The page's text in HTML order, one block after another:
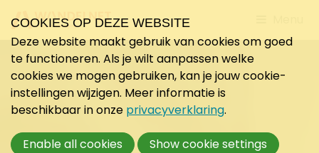
to
COOKIES OP DEZE WEBSITE
Deze website maakt gebruik van cookies om goed
te functioneren. Als je wilt aanpassen welke
cookies we mogen gebruiken, kan je jouw cookie-
instellingen wijzigen. Meer informatie is
beschikbaar in onze privacyverklaring.
Enable all cookies
Show cookie settings